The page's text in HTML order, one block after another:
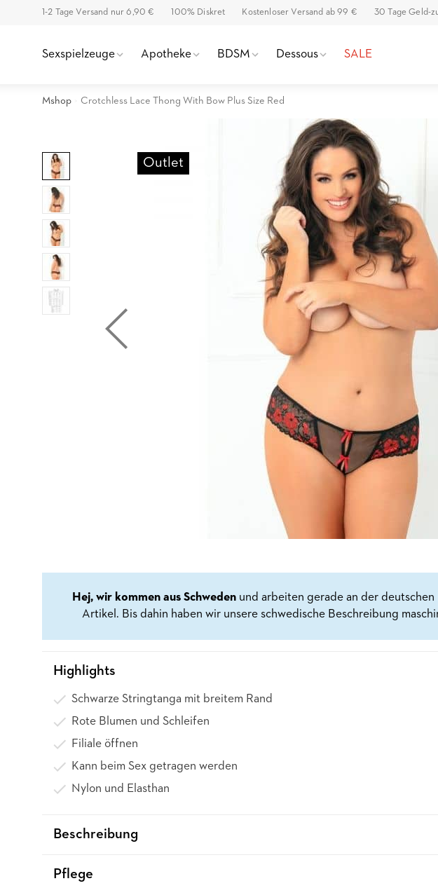
1-2 Tage Versand nur 6,90 € 100% Diskret Kostenloser Versand ab 99 € 30 Tage Geld-
Sexspielzeuge Apotheke BDSM Dessous SALE
Mshop Crotchless Lace Thong With Bow Plus Size Red
Outlet
Hej, wir kommen aus Schwedenund arbeiten gerade an der deutschen
Artikel. Bis dahin haben wir unsere schwedische Beschreibung
Highlights
Schwarze Stringtanga mit breitem Rand
Rote Blumen und Schleifen
Filiale öffnen
Kann beim Sex getragen werden
Nylon und Elasthan
Beschreibung
Pflege